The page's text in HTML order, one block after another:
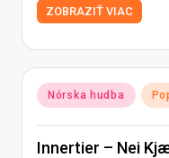
ZOBRAZIŤ VIAC
Posted
in
Nórska hudba
Innertier – Nei